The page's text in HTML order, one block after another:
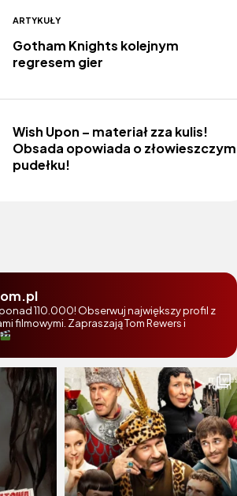
ARTYKUŁY
Gotham Knights kolejnym
regresem gier
Wish Upon – materiał zza kulis!
Obsada opowiada o złowieszczym
pudełku!
ponad 110.000! Obserwuj największy profil z
filmowymi. Zapraszają Tom Rewers i